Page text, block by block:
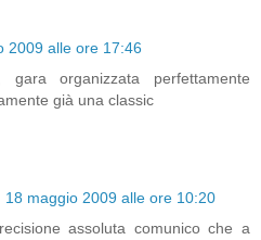
2009 alle ore 17:46
gara organizzata perfettamente
già una classic
18 maggio 2009 alle ore 10:20
assoluta comunico che a